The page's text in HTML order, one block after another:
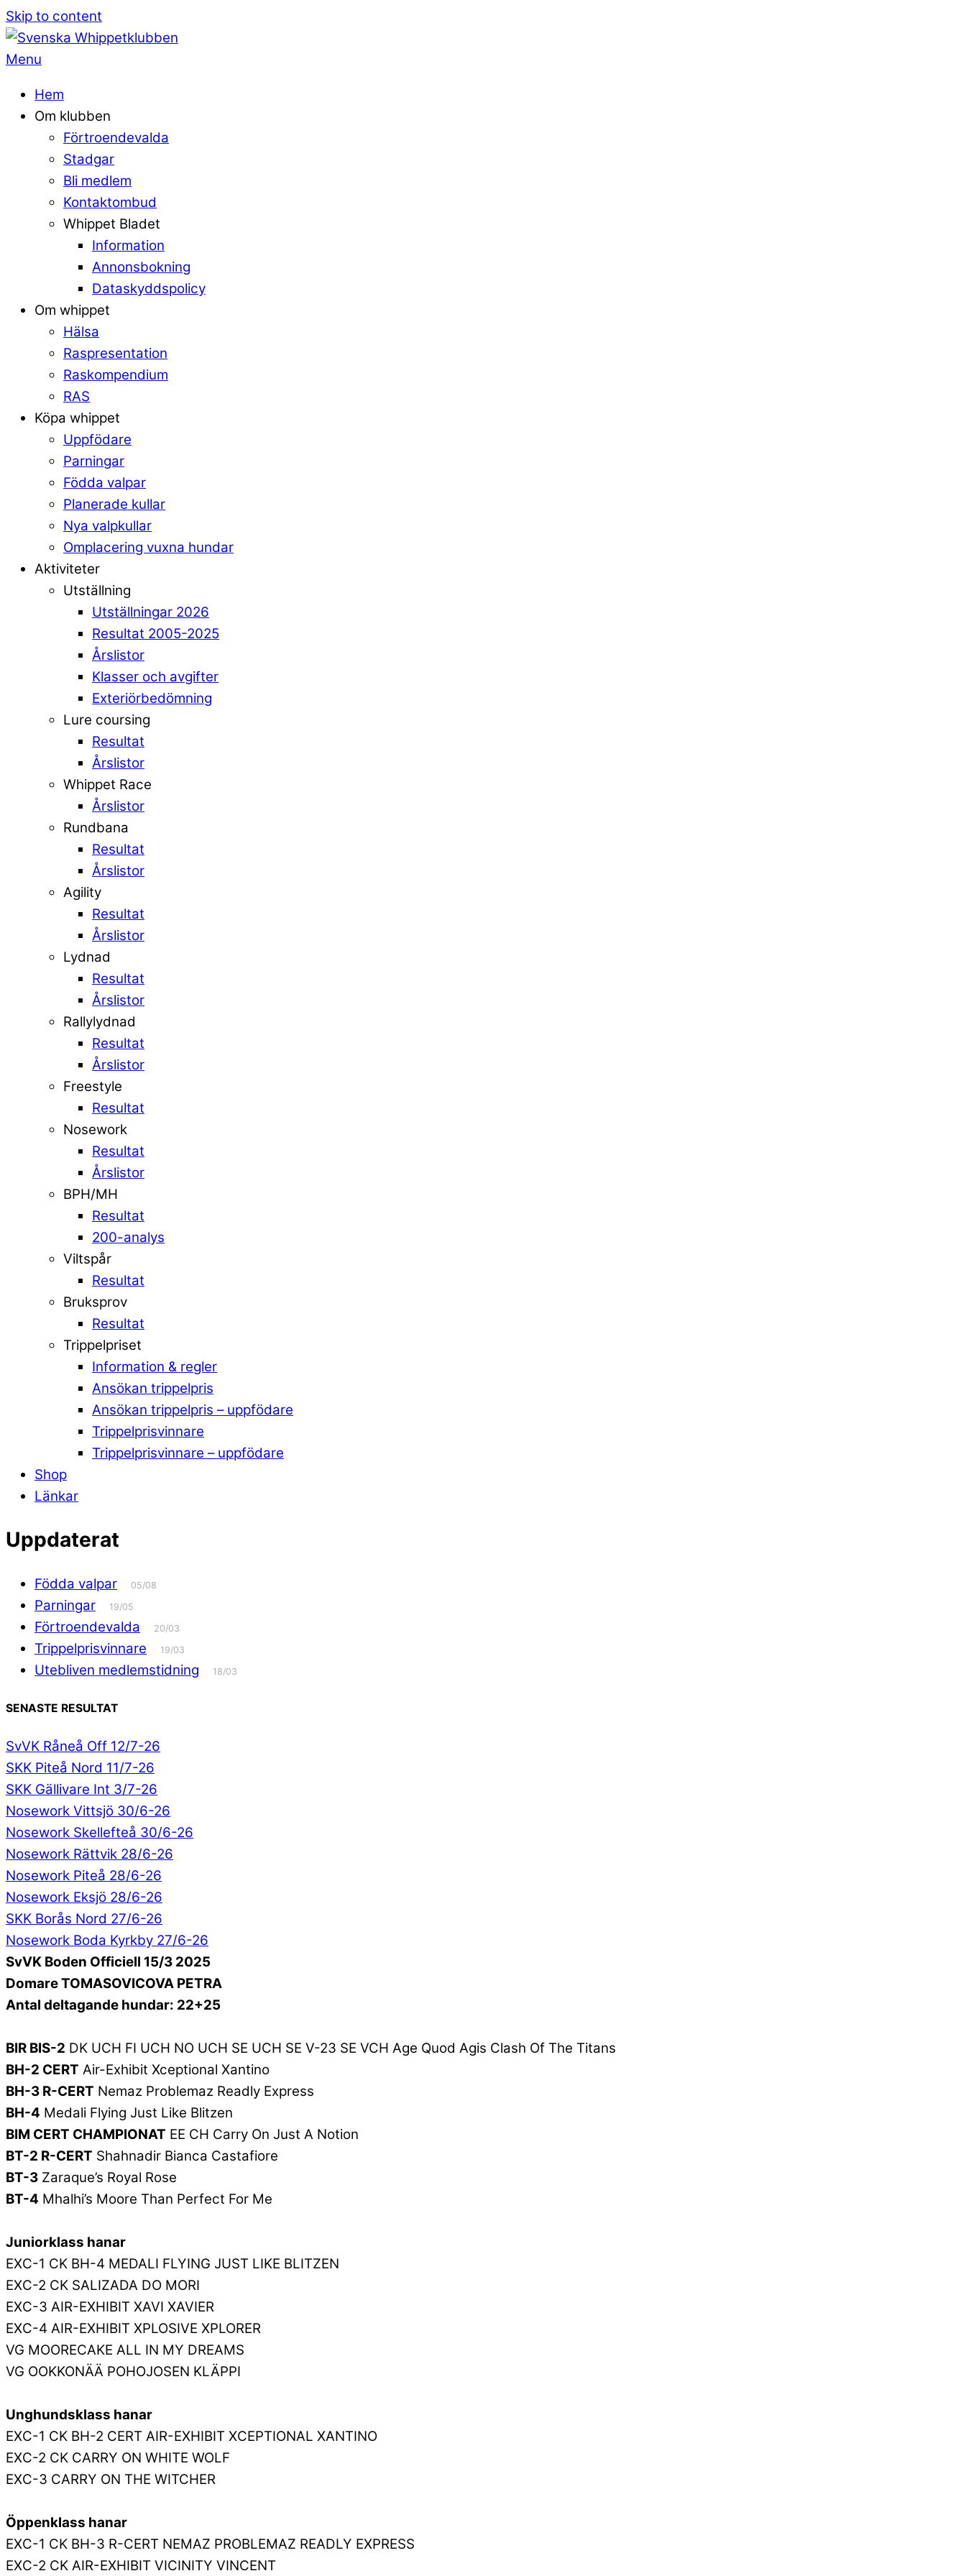
Skip to content
Menu
Hem
Om klubben
Förtroendevalda
Stadgar
Bli medlem
Kontaktombud
Whippet Bladet
Information
Annonsbokning
Dataskyddspolicy
Om whippet
Hälsa
Raspresentation
Raskompendium
RAS
Köpa whippet
Uppfödare
Parningar
Födda valpar
Planerade kullar
Nya valpkullar
Omplacering vuxna hundar
Aktiviteter
Utställning
Utställningar 2026
Resultat 2005-2025
Årslistor
Klasser och avgifter
Exteriörbedömning
Lure coursing
Resultat
Årslistor
Whippet Race
Årslistor
Rundbana
Resultat
Årslistor
Agility
Resultat
Årslistor
Lydnad
Resultat
Årslistor
Rallylydnad
Resultat
Årslistor
Freestyle
Resultat
Nosework
Resultat
Årslistor
BPH/MH
Resultat
200-analys
Viltspår
Resultat
Bruksprov
Resultat
Trippelpriset
Information & regler
Ansökan trippelpris
Ansökan trippelpris – uppfödare
Trippelprisvinnare
Trippelprisvinnare – uppfödare
Shop
Länkar
Uppdaterat
Födda valpar 05/08
Parningar 19/05
Förtroendevalda 20/03
Trippelprisvinnare 19/03
Utebliven medlemstidning 18/03
SENASTE RESULTAT
SvVK Råneå Off 12/7-26
SKK Piteå Nord 11/7-26
SKK Gällivare Int 3/7-26
Nosework Vittsjö 30/6-26
Nosework Skellefteå 30/6-26
Nosework Rättvik 28/6-26
Nosework Piteå 28/6-26
Nosework Eksjö 28/6-26
SKK Borås Nord 27/6-26
Nosework Boda Kyrkby 27/6-26
SvVK Boden Officiell 15/3 2025
Domare TOMASOVICOVA PETRA
Antal deltagande hundar: 22+25
BIR BIS-2 DK UCH FI UCH NO UCH SE UCH SE V-23 SE VCH Age Quod Agis Clash Of The Titans
BH-2 CERT Air-Exhibit Xceptional Xantino
BH-3 R-CERT Nemaz Problemaz Readly Express
BH-4 Medali Flying Just Like Blitzen
BIM CERT CHAMPIONAT EE CH Carry On Just A Notion
BT-2 R-CERT Shahnadir Bianca Castafiore
BT-3 Zaraque’s Royal Rose
BT-4 Mhalhi’s Moore Than Perfect For Me
Juniorklass hanar
EXC-1 CK BH-4 MEDALI FLYING JUST LIKE BLITZEN
EXC-2 CK SALIZADA DO MORI
EXC-3 AIR-EXHIBIT XAVI XAVIER
EXC-4 AIR-EXHIBIT XPLOSIVE XPLORER
VG MOORECAKE ALL IN MY DREAMS
VG OOKKONÄÄ POHOJOSEN KLÄPPI
Unghundsklass hanar
EXC-1 CK BH-2 CERT AIR-EXHIBIT XCEPTIONAL XANTINO
EXC-2 CK CARRY ON WHITE WOLF
EXC-3 CARRY ON THE WITCHER
Öppenklass hanar
EXC-1 CK BH-3 R-CERT NEMAZ PROBLEMAZ READLY EXPRESS
EXC-2 CK AIR-EXHIBIT VICINITY VINCENT